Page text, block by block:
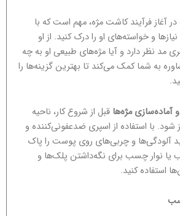
در آغاز فرآیند کاشت مژه، مهم است که با
و خواسته‌های او را درک کنید. از او
مد نظر دارد و آیا مژه‌های طبیعی او به چه
به شما کمک می‌کند تا بهترین گزینه‌ها را
آماده‌سازی مژه‌ها قبل از شروع کار، ناحیه
با استفاده از اسپری ضدعفونی‌کننده و
آلودگی‌ها و چربی‌های روی پوست را پاک
یا نوار چسب برای نگه‌داشتن پلک‌ها و
استفاده کنید.